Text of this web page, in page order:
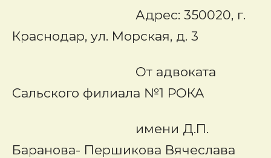
Адрес: 350020, г.
Краснодар, ул. Морская, д. 3
От адвоката
Сальского филиала №1 РОКА
имени Д.П.
Баранова- Першикова Вячеслава